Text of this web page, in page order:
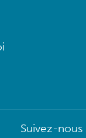
Suivez-nous